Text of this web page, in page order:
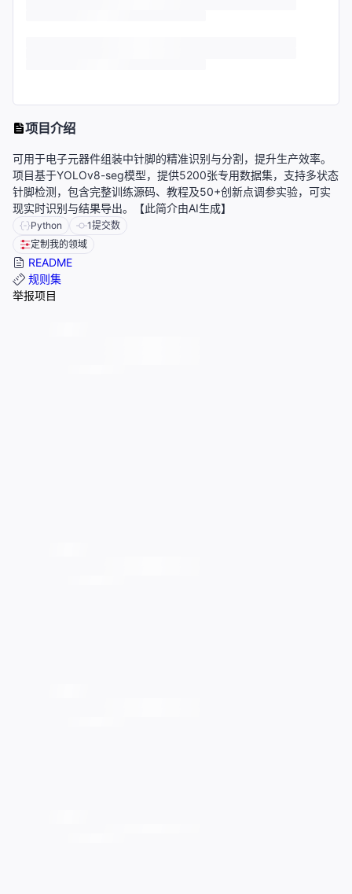
项目介绍
可用于电子元器件组装中针脚的精准识别与分割，提升生产效率。
项目基于YOLOv8-seg模型，提供5200张专用数据集，支持多状态
针脚检测，包含完整训练源码、教程及50+创新点调参实验，可实
现实时识别与结果导出。【此简介由AI生成】
Python 1提交数
定制我的领域
README
规则集
举报项目